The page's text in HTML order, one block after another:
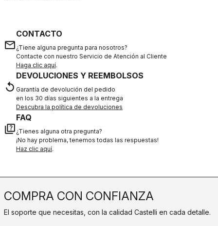
email
CONTACTO
¿Tiene alguna pregunta para nosotros?
Contacte con nuestro Servicio de Atención al Cliente
Haga clic aquí.
replay
DEVOLUCIONES Y REEMBOLSOS
Garantía de devolución del pedido
en los 30 días siguientes a la entrega
Descubra la política de devoluciones
quiz
FAQ
¿Tienes alguna otra pregunta?
¡No hay problema, tenemos todas las respuestas!
Haz clic aquí.
COMPRA CON CONFIANZA
El soporte que necesitas, con la calidad Castelli en cada detalle.